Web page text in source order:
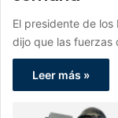
El presidente de los
dijo que las fuerzas
Leer más »